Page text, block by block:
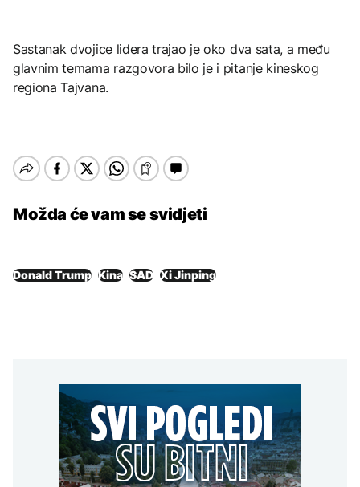
Sastanak dvojice lidera trajao je oko dva sata, a među
glavnim temama razgovora bilo je i pitanje kineskog
regiona Tajvana.
Možda će vam se svidjeti
Donald Trump Kina SAD Xi Jinping